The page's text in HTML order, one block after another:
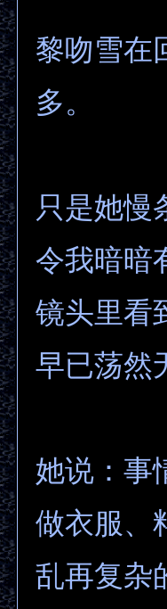
黎吻雪在
多。
只是她慢
令我暗暗
镜头里看
早已荡然
她说：事
做衣服、
乱再复杂